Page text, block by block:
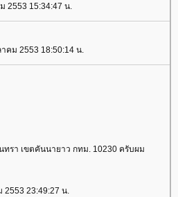
2553 15:34:47 น.
คม 2553 18:50:14 น.
รา เขตคันนายาว กทม. 10230 ครับผม
2553 23:49:27 น.